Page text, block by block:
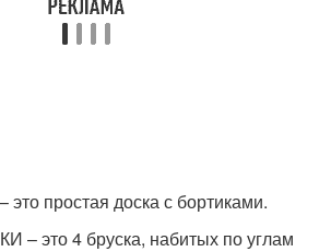
простая доска с бортиками.
это 4 бруска, набитых по углам